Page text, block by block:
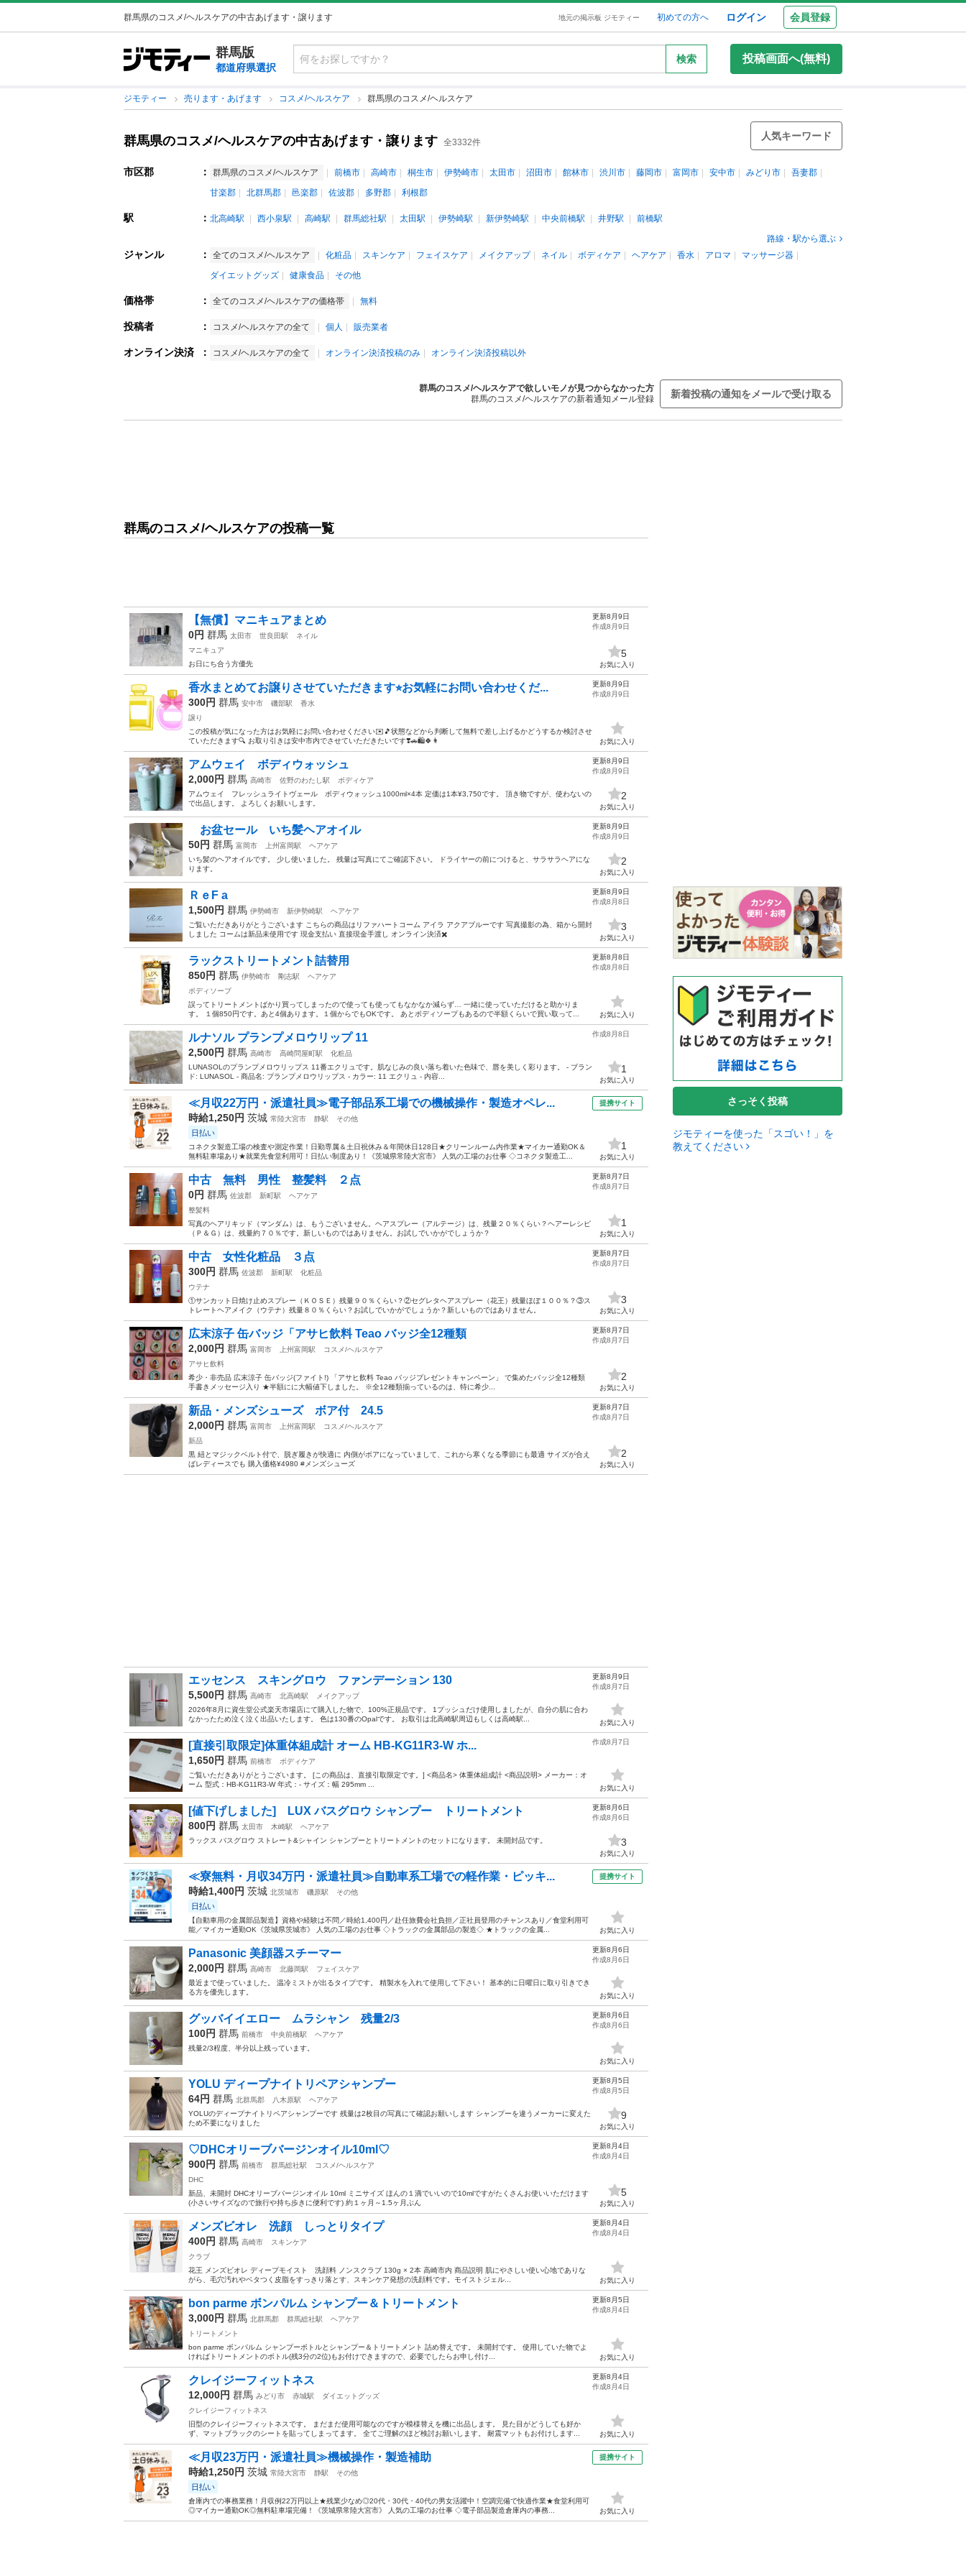
群馬県のコスメ/ヘルスケアの中古あげます・譲ります 地元の掲示板 ジモティー 初めての方へ ログイン 会員登録
群馬版
都道府県選択
検索 投稿画面へ(無料)
ジモティー 売ります・あげます コスメ/ヘルスケア 群馬県のコスメ/ヘルスケア
群馬県のコスメ/ヘルスケアの中古あげます・譲ります 全3332件
人気キーワード
市区郡 ： 群馬県のコスメ/ヘルスケア 前橋市 高崎市 桐生市 伊勢崎市 太田市 沼田市 館林市 渋川市 藤岡市 富岡市 安中市 みどり市
吾妻郡
甘楽郡
北群馬郡 邑楽郡 佐波郡 多野郡 利根郡
駅 ： 北高崎駅 西小泉駅 高崎駅 群馬総社駅 太田駅 伊勢崎駅 新伊勢崎駅 中央前橋駅 井野駅
前橋駅
路線・駅から選ぶ
ジャンル ： 全てのコスメ/ヘルスケア 化粧品 スキンケア フェイスケア メイクアップ ネイル ボディケア ヘアケア 香水 アロマ
マッサージ器
ダイエットグッズ
健康食品 その他
価格帯 ： 全てのコスメ/ヘルスケアの価格帯 無料
投稿者 ： コスメ/ヘルスケアの全て 個人 販売業者
オンライン決済 ： コスメ/ヘルスケアの全て オンライン決済投稿のみ オンライン決済投稿以外
群馬のコスメ/ヘルスケアで欲しいモノが見つからなかった方
群馬のコスメ/ヘルスケアの新着通知メール登録
新着投稿の通知をメールで受け取る
群馬のコスメ/ヘルスケアの投稿一覧
【無償】マニキュアまとめ
0円 群馬 太田市 世良田駅
ネイル
マニキュア
お日にち合う方優先
更新8月9日
作成8月9日
5
お気に入り
香水まとめてお譲りさせていただきます⭐︎お気軽にお問い合わせくだ...
300円 群馬 安中市 磯部駅
香水
譲り
この投稿が気になった方はお気軽にお問い合わせください✉️🎵状態などから判断して無料で差し上げるかどうするか検討させ
ていただきます🔍 お取り引きは安中市内でさせていただきたいです❣️🚗🛍️🍀👩
更新8月9日
作成8月9日
お気に入り
アムウェイ ボディウォッシュ
2,000円 群馬 高崎市 佐野のわたし駅
ボディケア
アムウェイ フレッシュライトヴェール ボディウォッシュ1000ml×4本 定価は1本¥3,750です。 頂き物ですが、使わないの
で出品します。 よろしくお願いします。
更新8月9日
作成8月9日
2
お気に入り
お盆セール いち髪ヘアオイル
50円 群馬 富岡市 上州富岡駅
ヘアケア
いち髪のヘアオイルです。 少し使いました。 残量は写真にてご確認下さい。 ドライヤーの前につけると、サラサラヘアにな
ります。
更新8月9日
作成8月9日
2
お気に入り
ＲｅF a
1,500円 群馬 伊勢崎市 新伊勢崎駅
ヘアケア
ご覧いただきありがとうございます こちらの商品はリファハートコーム アイラ アクアブルーです 写真撮影の為、箱から開封
しました コームは新品未使用です 現金支払い 直接現金手渡し オンライン決済✖️
更新8月9日
作成8月8日
3
お気に入り
ラックストリートメント詰替用
850円 群馬 伊勢崎市 剛志駅
ヘアケア
ボディソープ
誤ってトリートメントばかり買ってしまったので使っても使ってもなかなか減らず… 一緒に使っていただけると助かりま
す。 １個850円です。あと4個あります。１個からでもOKです。 あとボディソープもあるので半額くらいで買い取って...
更新8月8日
作成8月8日
お気に入り
ルナソル プランプメロウリップ 11
2,500円 群馬 高崎市 高崎問屋町駅
化粧品
LUNASOLのプランプメロウリップス 11番エクリュです。肌なじみの良い落ち着いた色味で、唇を美しく彩ります。 - ブラン
ド: LUNASOL - 商品名: プランプメロウリップス - カラー: 11 エクリュ - 内容...
作成8月8日
1
お気に入り
≪月収22万円・派遣社員≫電子部品系工場での機械操作・製造オペレ...
時給1,250円 茨城 常陸大宮市 静駅 その他
日払い
コネクタ製造工場の検査や測定作業！日勤専属＆土日祝休み＆年間休日128日★クリーンルーム内作業★マイカー通勤OK＆
無料駐車場あり★就業先食堂利用可！日払い制度あり！《茨城県常陸大宮市》 人気の工場のお仕事 ◇コネクタ製造工...
提携サイト
1
お気に入り
中古 無料 男性 整髪料 ２点
0円 群馬 佐波郡 新町駅
ヘアケア
整髪料
写真のヘアリキッド（マンダム）は、もうございません。ヘアスプレー（アルテージ）は、残量２０％くらい？ヘアーレシピ
（Ｐ＆Ｇ）は、残量約７０％です。新しいものではありません。お試しでいかがでしょうか？
更新8月7日
作成8月7日
1
お気に入り
中古 女性化粧品 ３点
300円 群馬 佐波郡 新町駅
化粧品
ウテナ
①サンカット日焼け止めスプレー（ＫＯＳＥ）残量９０％くらい？②セグレタヘアスプレー（花王）残量ほぼ１００％？③ス
トレートヘアメイク（ウテナ）残量８０％くらい？お試しでいかがでしょうか？新しいものではありません。
更新8月7日
作成8月7日
3
お気に入り
広末涼子 缶バッジ「アサヒ飲料 Teao バッジ全12種類
2,000円 群馬 富岡市 上州富岡駅
コスメ/ヘルスケア
アサヒ飲料
希少・非売品 広末涼子 缶バッジ(ファイト!) 「アサヒ飲料 Teao バッジプレゼントキャンペーン」 で集めたバッジ全12種類
手書きメッセージ入り ★半額にに大幅値下しました。 ※全12種類揃っているのは、特に希少...
更新8月7日
作成8月7日
2
お気に入り
新品・メンズシューズ ボア付 24.5
2,000円 群馬 富岡市 上州富岡駅
コスメ/ヘルスケア
新品
黒 紐とマジックベルト付で、脱ぎ履きが快適に 内側がボアになっていまして、これから寒くなる季節にも最適 サイズが合え
ばレディースでも 購入価格¥4980 #メンズシューズ
更新8月7日
作成8月7日
2
お気に入り
エッセンス スキングロウ ファンデーション 130
5,500円 群馬 高崎市 北高崎駅
メイクアップ
2026年8月に資生堂公式楽天市場店にて購入した物で、100%正規品です。 1プッシュだけ使用しましたが、自分の肌に合わ
なかったため泣く泣く出品いたします。 色は130番のOpalです。 お取引は北高崎駅周辺もしくは高崎駅...
更新8月9日
作成8月7日
お気に入り
[直接引取限定]体重体組成計 オーム HB-KG11R3-W ホ...
1,650円 群馬 前橋市
ボディケア
ご覧いただきありがとうございます。 [この商品は、直接引取限定です。] <商品名> 体重体組成計 <商品説明> メーカー：オ
ーム 型式：HB-KG11R3-W 年式：- サイズ：幅 295mm ...
作成8月7日
お気に入り
[値下げしました] LUX バスグロウ シャンプー トリートメント
800円 群馬 太田市 木崎駅
ヘアケア
ラックス バスグロウ ストレート&シャイン シャンプーとトリートメントのセットになります。 未開封品です。
更新8月6日
作成8月6日
3
お気に入り
≪寮無料・月収34万円・派遣社員≫自動車系工場での軽作業・ピッキ...
時給1,400円 茨城 北茨城市 磯原駅 その他
日払い
【自動車用の金属部品製造】資格や経験は不問／時給1,400円／赴任旅費会社負担／正社員登用のチャンスあり／食堂利用可
能／マイカー通勤OK《茨城県茨城市》 人気の工場のお仕事 ◇トラックの金属部品の製造◇ ★トラックの金属...
提携サイト
お気に入り
Panasonic 美顔器スチーマー
2,000円 群馬 高崎市 北藤岡駅
フェイスケア
最近まで使っていました。 温冷ミストが出るタイプです。 精製水を入れて使用して下さい！ 基本的に日曜日に取り引きでき
る方を優先します。
更新8月6日
作成8月6日
お気に入り
グッバイイエロー ムラシャン 残量2/3
100円 群馬 前橋市 中央前橋駅
ヘアケア
残量2/3程度、半分以上残っています。
更新8月6日
作成8月6日
お気に入り
YOLU ディープナイトリペアシャンプー
64円 群馬 北群馬郡 八木原駅
ヘアケア
YOLUのディープナイトリペアシャンプーです 残量は2枚目の写真にて確認お願いします シャンプーを違うメーカーに変えた
ため不要になりました
更新8月5日
作成8月5日
9
お気に入り
♡DHCオリーブバージンオイル10ml♡
900円 群馬 前橋市 群馬総社駅
コスメ/ヘルスケア
DHC
新品、未開封 DHCオリーブバージンオイル 10ml ミニサイズ ほんの１滴でいいので10mlですがたくさんお使いいただけます
(小さいサイズなので旅行や持ち歩きに便利です) 約１ヶ月～1.5ヶ月ぶん
更新8月4日
作成8月4日
5
お気に入り
メンズビオレ 洗顔 しっとりタイプ
400円 群馬 高崎市
スキンケア
クラブ
花王 メンズビオレ ディープモイスト 洗顔料 ノンスクラブ 130g × 2本 高崎市内 商品説明 肌にやさしい使い心地でありな
がら、毛穴汚れやベタつく皮脂をすっきり落とす、スキンケア発想の洗顔料です。モイストジェル...
更新8月4日
作成8月4日
お気に入り
bon parme ボンパルム シャンプー＆トリートメント
3,000円 群馬 北群馬郡 群馬総社駅
ヘアケア
トリートメント
bon parme ボンパルム シャンプーボトルとシャンプー＆トリートメント 詰め替えです。 未開封です。 使用していた物でよ
ければトリートメントのボトル(残3分の2位)もお付けできますので、必要でしたらお申し付け...
更新8月5日
作成8月4日
お気に入り
クレイジーフィットネス
12,000円 群馬 みどり市 赤城駅
ダイエットグッズ
クレイジーフィットネス
旧型のクレイジーフィットネスです。 まだまだ使用可能なのですが模様替えを機に出品します。 見た目がどうしても好か
ず、マットブラックのシートを貼ってしまってます。 全てご理解のほど検討お願いします。 耐震マットもお付けします...
更新8月4日
作成8月4日
お気に入り
≪月収23万円・派遣社員≫機械操作・製造補助
時給1,250円 茨城 常陸大宮市 静駅 その他
日払い
倉庫内での事務業務！月収例22万円以上★残業少なめ◎20代・30代・40代の男女活躍中！空調完備で快適作業★食堂利用可
◎マイカー通勤OK◎無料駐車場完備！《茨城県常陸大宮市》 人気の工場のお仕事 ◇電子部品製造倉庫内の事務...
提携サイト
お気に入り
さっそく投稿
ジモティーを使った「スゴい！」を
教えてください